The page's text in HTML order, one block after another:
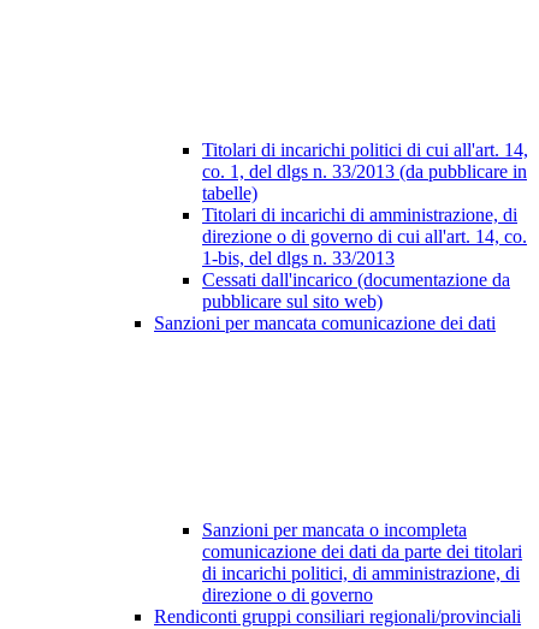
Titolari di incarichi politici di cui all'art. 14,
co. 1, del dlgs n. 33/2013 (da pubblicare in
tabelle)
Titolari di incarichi di amministrazione, di
direzione o di governo di cui all'art. 14, co.
1-bis, del dlgs n. 33/2013
Cessati dall'incarico (documentazione da
pubblicare sul sito web)
Sanzioni per mancata comunicazione dei dati
Sanzioni per mancata o incompleta
comunicazione dei dati da parte dei titolari
di incarichi politici, di amministrazione, di
direzione o di governo
Rendiconti gruppi consiliari regionali/provinciali